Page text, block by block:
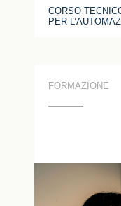
CORSO
PER
FORMAZIONE